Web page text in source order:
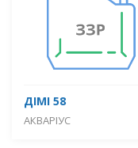
ДІМІ 58
АКВАРІУС